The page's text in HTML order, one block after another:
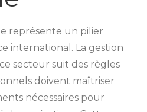
représente un pilier
international. La gestion
secteur suit des règles
doivent maîtriser
nécessaires pour